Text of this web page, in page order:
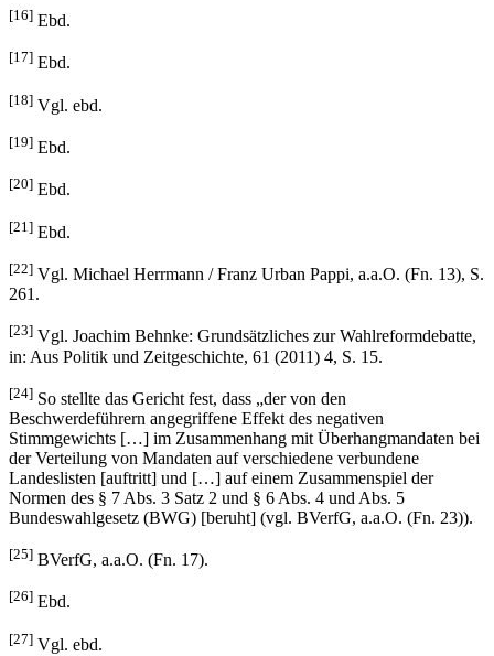
[16] Ebd.
[17] Ebd.
[18] Vgl. ebd.
[19] Ebd.
[20] Ebd.
[21] Ebd.
[22] Vgl. Michael Herrmann / Franz Urban Pappi, a.a.O. (Fn. 13), S.
261.
[23] Vgl. Joachim Behnke: Grundsätzliches zur Wahlreformdebatte,
in: Aus Politik und Zeitgeschichte, 61 (2011) 4, S. 15.
[24] So stellte das Gericht fest, dass „der von den
Beschwerdeführern angegriffene Effekt des negativen
Stimmgewichts […] im Zusammenhang mit Überhangmandaten bei
der Verteilung von Mandaten auf verschiedene verbundene
Landeslisten [auftritt] und […] auf einem Zusammenspiel der
Normen des § 7 Abs. 3 Satz 2 und § 6 Abs. 4 und Abs. 5
Bundeswahlgesetz (BWG) [beruht] (vgl. BVerfG, a.a.O. (Fn. 23)).
[25] BVerfG, a.a.O. (Fn. 17).
[26] Ebd.
[27] Vgl. ebd.